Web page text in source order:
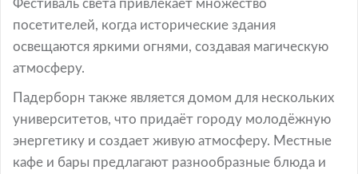
Фестиваль света привлекает множество
посетителей, когда исторические здания
освещаются яркими огнями, создавая магическую
атмосферу.
Падерборн также является домом для нескольких
университетов, что придаёт городу молодёжную
энергетику и создает живую атмосферу. Местные
кафе и бары предлагают разнообразные блюда и